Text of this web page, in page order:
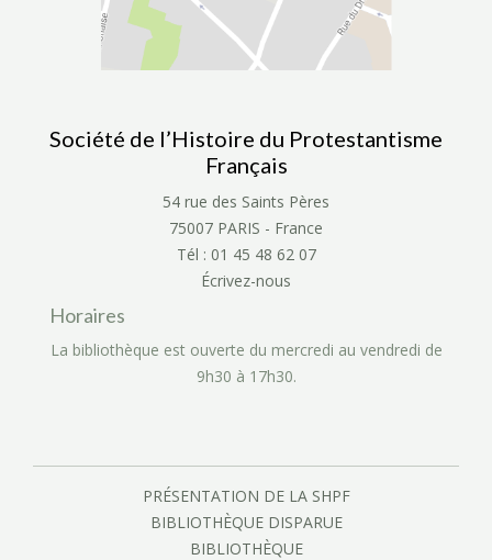
Société de l’Histoire du Protestantisme
Français
54 rue des Saints Pères
75007 PARIS - France
Tél : 01 45 48 62 07
Écrivez-nous
Horaires
La bibliothèque est ouverte du mercredi au vendredi de
9h30 à 17h30.
PRÉSENTATION DE LA SHPF
BIBLIOTHÈQUE DISPARUE
BIBLIOTHÈQUE